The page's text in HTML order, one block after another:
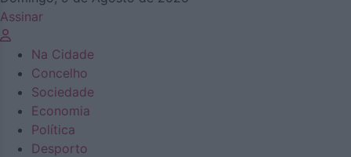
Assinar
Na Cidade
Concelho
Sociedade
Economia
Política
Desporto